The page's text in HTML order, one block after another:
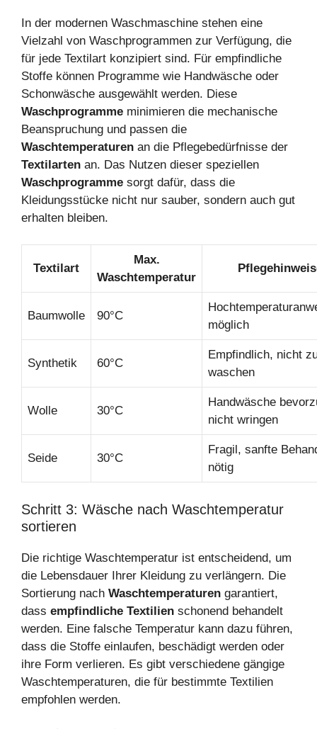
In der modernen Waschmaschine stehen eine
Vielzahl von Waschprogrammen zur Verfügung, die
für jede Textilart konzipiert sind. Für empfindliche
Stoffe können Programme wie Handwäsche oder
Schonwäsche ausgewählt werden. Diese
Waschprogramme minimieren die mechanische
Beanspruchung und passen die
Waschtemperaturen an die Pflegebedürfnisse der
Textilarten an. Das Nutzen dieser speziellen
Waschprogramme sorgt dafür, dass die
Kleidungsstücke nicht nur sauber, sondern auch gut
erhalten bleiben.
Textilart
Max.
Waschtemperatur
Baumwolle 90°C
möglich
Synthetik 60°C
Empfindlich, nicht
waschen
Wolle 30°C
Handwäsche
nicht wringen
Seide 30°C
Fragil, sanfte
nötig
Schritt 3: Wäsche nach Waschtemperatur
sortieren
Die richtige Waschtemperatur ist entscheidend, um
die Lebensdauer Ihrer Kleidung zu verlängern. Die
Sortierung nach Waschtemperaturen garantiert,
dass empfindliche Textilien schonend behandelt
werden. Eine falsche Temperatur kann dazu führen,
dass die Stoffe einlaufen, beschädigt werden oder
ihre Form verlieren. Es gibt verschiedene gängige
Waschtemperaturen, die für bestimmte Textilien
empfohlen werden.